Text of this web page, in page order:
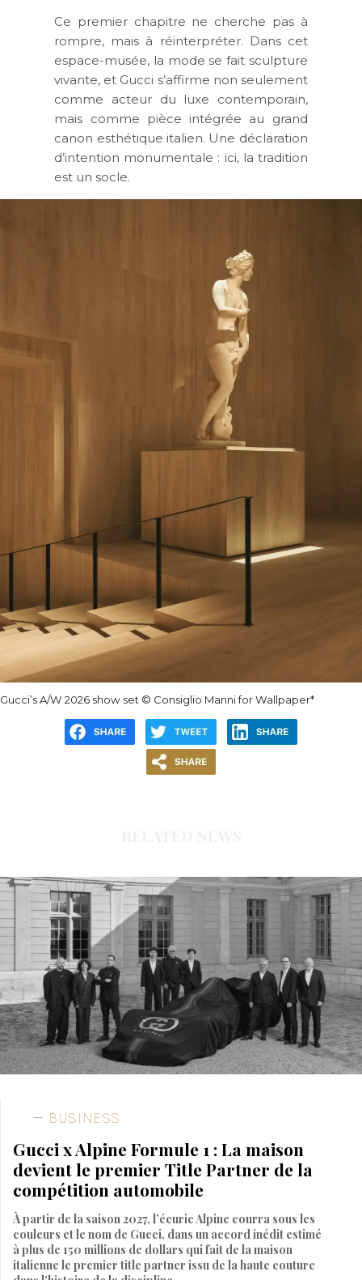
Ce premier chapitre ne cherche pas à
rompre, mais à réinterpréter. Dans cet
espace-musée, la mode se fait sculpture
vivante, et Gucci s’affirme non seulement
comme acteur du luxe contemporain,
mais comme pièce intégrée au grand
canon esthétique italien. Une déclaration
d’intention monumentale : ici, la tradition
est un socle.
Gucci’s A/W 2026 show set © Consiglio Manni for Wallpaper*
BUSINESS
Gucci x Alpine Formule 1 : La maison
devient le premier Title Partner de la
compétition automobile
À partir de la saison 2027, l’écurie Alpine courra sous les
couleurs et le nom de Gucci, dans un accord inédit estimé
à plus de 150 millions de dollars qui fait de la maison
italienne le premier title partner issu de la haute couture